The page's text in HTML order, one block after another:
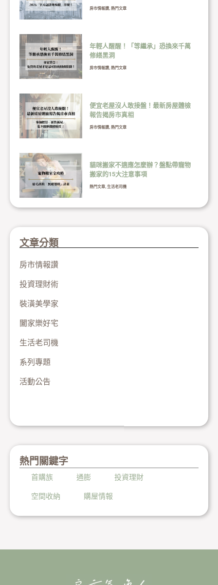
房市情報讚, 熱門文章
年輕人醒醒！「等繼承」恐換來千萬
修繕黑洞
房市情報讚, 熱門文章
便宜老屋沒人敢接盤！最新房屋體檢
報告揭房市真相
房市情報讚, 熱門文章
貓咪搬家不適應怎麼辦？盤點帶寵物
搬家的15大注意事項
熱門文章, 生活老司機
文章分類
房市情報讚
投資理財術
裝潢美學家
闔家樂好宅
生活老司機
系列專題
活動公告
熱門關鍵字
首購族 通膨 投資理財
空間收納 購屋情報